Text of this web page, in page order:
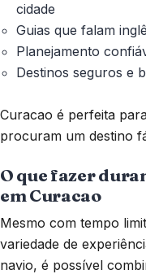
cidade
Guias que falam
Planejamento
Destinos seguros e
Curacao é perfeita
procuram um destino
O que fazer
em Curacao
Mesmo com tempo
variedade de
navio, é possível